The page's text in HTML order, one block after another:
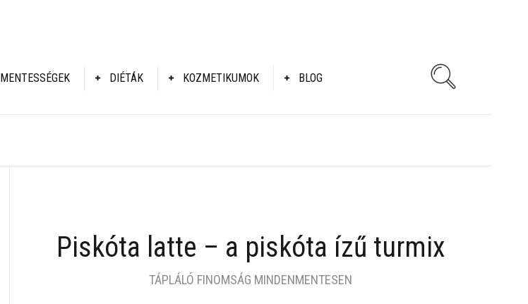
MENTESSÉGEK DIÉTÁK KOZMETIKUMOK BLOG
Piskóta latte – a piskóta ízű turmix
TÁPLÁLÓ FINOMSÁG MINDENMENTESEN